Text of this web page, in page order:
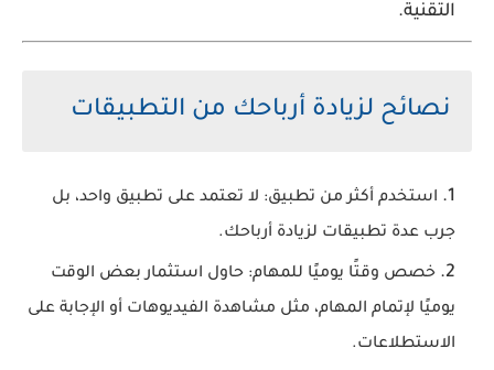
التقنية.
نصائح لزيادة أرباحك من التطبيقات
استخدم أكثر من تطبيق: لا تعتمد على تطبيق واحد، بل
جرب عدة تطبيقات لزيادة أرباحك.
خصص وقتًا يوميًا للمهام: حاول استثمار بعض الوقت
يوميًا لإتمام المهام، مثل مشاهدة الفيديوهات أو الإجابة على
الاستطلاعات.